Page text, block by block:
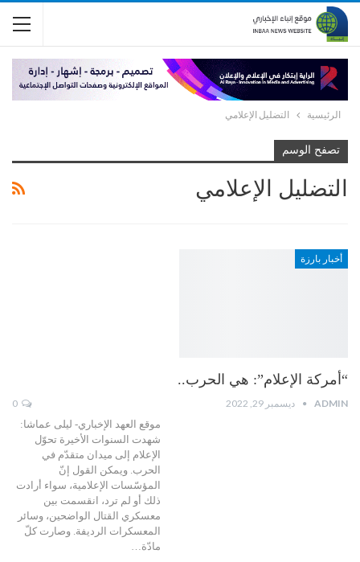
الرئيسية التضليل الإعلامي
تصفح الوسم
التضليل الإعلامي
أخبار بارزة
“أمركة الإعلام”: هي الحرب..
ADMIN ديسمبر 29, 2022
موقع العهد الإخباري- ليلى عماشا:
شهدت السنوات الأخيرة تحوّل
الإعلام إلى ميدان متقدّم في
الحرب. ويمكن القول إنّ
المؤسّسات الإعلامية، سواء أرادت
ذلك أو لم ترد، انقسمت بين
معسكري القتال الواضحين، وسائر
المعسكرات الرديفة. وصارت كلّ
مادّة…